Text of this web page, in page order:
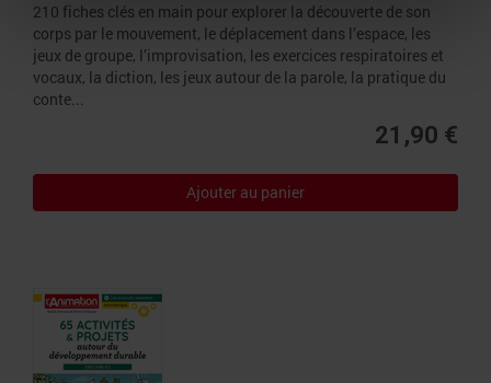
210 fiches clés en main pour explorer la découverte de son
corps par le mouvement, le déplacement dans l’espace, les
jeux de groupe, l’improvisation, les exercices respiratoires et
vocaux, la diction, les jeux autour de la parole, la pratique du
conte...
21,90 €
Ajouter au panier